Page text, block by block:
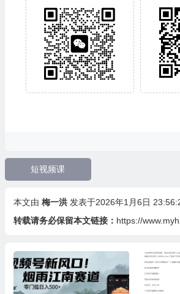
短视频课
本文由 梅一洪 发表于2026年1月6日
转载请务必保留本文链接： https://